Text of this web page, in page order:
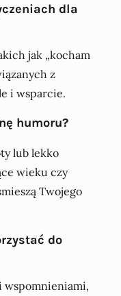
dla
jak „kocham
z
i wsparcie.
humoru?
lub lekko
wieku czy
Twojego
do
wspomnieniami,